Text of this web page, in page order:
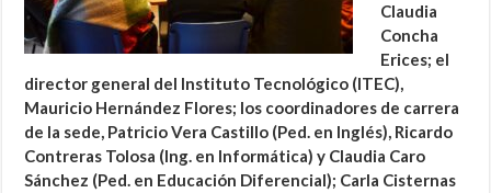
Claudia
Concha
Erices; el
director general del Instituto Tecnológico (ITEC),
Mauricio Hernández Flores; los coordinadores de carrera
de la sede, Patricio Vera Castillo (Ped. en Inglés), Ricardo
Contreras Tolosa (Ing. en Informática) y Claudia Caro
Sánchez (Ped. en Educación Diferencial); Carla Cisternas